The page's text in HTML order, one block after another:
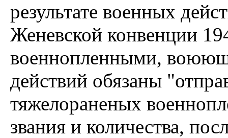
результате военных
Женевской конвенции
военнопленными,
действий обязаны
тяжелораненых
звания и количества,